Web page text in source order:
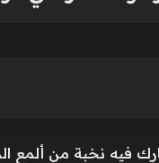
فيه نخبة من ألمع